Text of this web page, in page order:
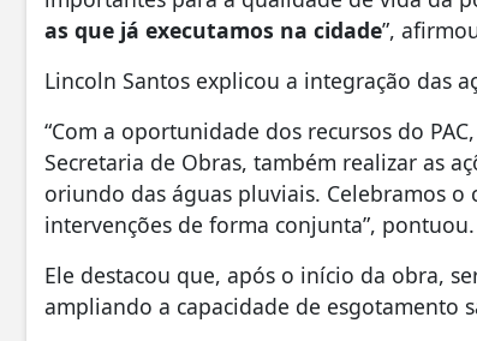
as que já executamos na cidade”,
Lincoln Santos explicou a integração das
“Com a oportunidade dos recursos do
Secretaria de Obras, também realizar as
oriundo das águas pluviais. Celebramos o
intervenções de forma conjunta”, pontuou.
Ele destacou que, após o início da obra,
ampliando a capacidade de esgotamento